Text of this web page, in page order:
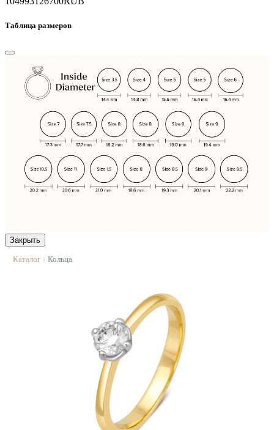
Таблица размеров
Закрыть
Каталог | Кольца